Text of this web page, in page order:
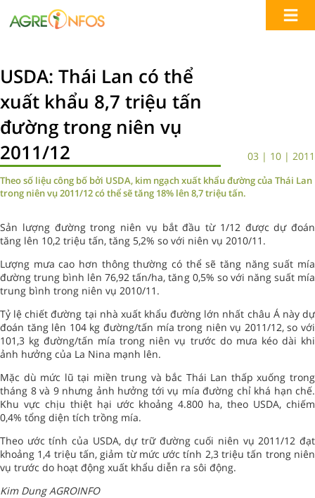
USDA: Thái Lan có thể
xuất khẩu 8,7 triệu tấn
đường trong niên vụ
2011/12
03 | 10 | 2011
Theo số liệu công bố bởi USDA, kim ngạch xuất khẩu đường của Thái Lan
trong niên vụ 2011/12 có thể sẽ tăng 18% lên 8,7 triệu tấn.
Sản lượng đường trong niên vụ bắt đầu từ 1/12 được dự đoán
tăng lên 10,2 triệu tấn, tăng 5,2% so với niên vụ 2010/11.
Lượng mưa cao hơn thông thường có thể sẽ tăng năng suất mía
đường trung bình lên 76,92 tấn/ha, tăng 0,5% so với năng suất mía
trung bình trong niên vụ 2010/11.
Tỷ lệ chiết đường tại nhà xuất khẩu đường lớn nhất châu Á này dự
đoán tăng lên 104 kg đường/tấn mía trong niên vụ 2011/12, so với
101,3 kg đường/tấn mía trong niên vụ trước do mưa kéo dài khi
ảnh hưởng của La Nina mạnh lên.
Mặc dù mức lũ tại miền trung và bắc Thái Lan thấp xuống trong
tháng 8 và 9 nhưng ảnh hưởng tới vụ mía đường chỉ khá hạn chế.
Khu vực chịu thiệt hại ước khoảng 4.800 ha, theo USDA, chiếm
0,4% tổng diện tích trồng mía.
Theo ước tính của USDA, dự trữ đường cuối niên vụ 2011/12 đạt
khoảng 1,4 triệu tấn, giảm từ mức ước tính 2,3 triệu tấn trong niên
vụ trước do hoạt động xuất khẩu diễn ra sôi động.
Kim Dung AGROINFO